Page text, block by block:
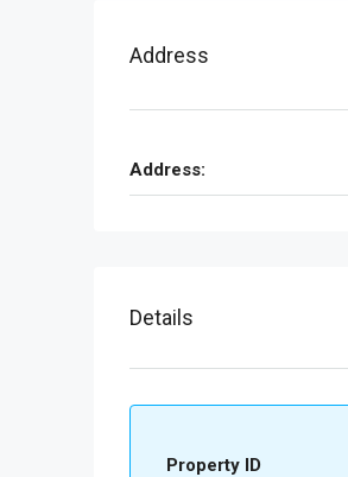
Address
Address:
Details
Property ID